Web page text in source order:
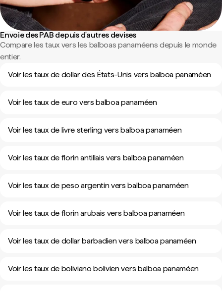
Envoie des PAB depuis d'autres devises
Compare les taux vers les balboas panaméens depuis le monde
entier.
Voir les taux de dollar des États-Unis vers balboa panaméen
Voir les taux de euro vers balboa panaméen
Voir les taux de livre sterling vers balboa panaméen
Voir les taux de florin antillais vers balboa panaméen
Voir les taux de peso argentin vers balboa panaméen
Voir les taux de florin arubais vers balboa panaméen
Voir les taux de dollar barbadien vers balboa panaméen
Voir les taux de boliviano bolivien vers balboa panaméen